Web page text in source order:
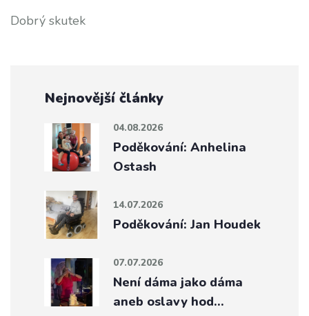
Dobrý skutek
Nejnovější články
04.08.2026
Poděkování: Anhelina
Ostash
14.07.2026
Poděkování: Jan Houdek
07.07.2026
Není dáma jako dáma
aneb oslavy hod…